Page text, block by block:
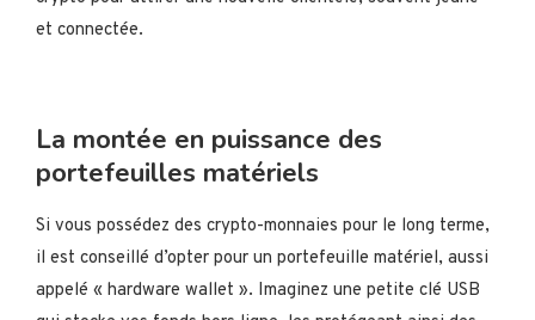
et connectée.
La montée en puissance des
portefeuilles matériels
Si vous possédez des crypto-monnaies pour le long terme,
il est conseillé d’opter pour un portefeuille matériel, aussi
appelé « hardware wallet ». Imaginez une petite clé USB